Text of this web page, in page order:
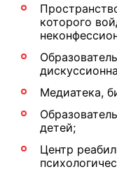
которого
Медиатека,
детей;
Центр